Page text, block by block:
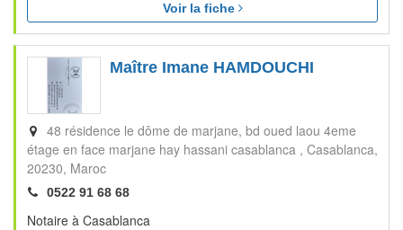
Voir la fiche
Maître Imane HAMDOUCHI
48 résidence le dôme de marjane, bd oued laou 4eme
étage en face marjane hay hassani casablanca Casablanca
20230 Maroc
0522 91 68 68
Notaire à Casablanca